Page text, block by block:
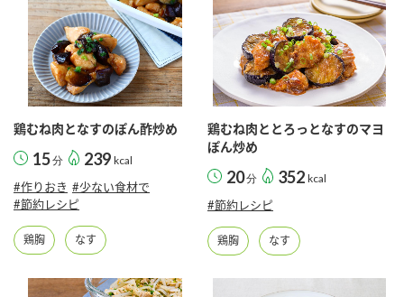
鶏むね肉となすのぽん酢炒め
15分 239 kcal
#作りおき #少ない食材で
#節約レシピ
鶏胸 なす
鶏むね肉ととろっとなすのマヨ
ぽん炒め
20分 352 kcal
#節約レシピ
鶏胸 なす